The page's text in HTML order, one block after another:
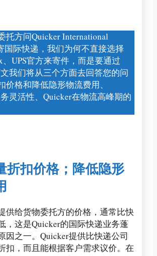
托方问Quicker International
国际快递，我们为何不直接选择
、UPS官方来寄件，而是要通过
我们将从三个方面去回答您的问
价格和降低隐形物流费用、
灵活性、Quicker在物流高峰期的
折扣价格；降低隐形
供给货物委托方的价格，通常比快
，这是Quicker的国际快递业务蓬
因之一。Quicker提供比快递公司
扣，而且能根据客户需求议价。在